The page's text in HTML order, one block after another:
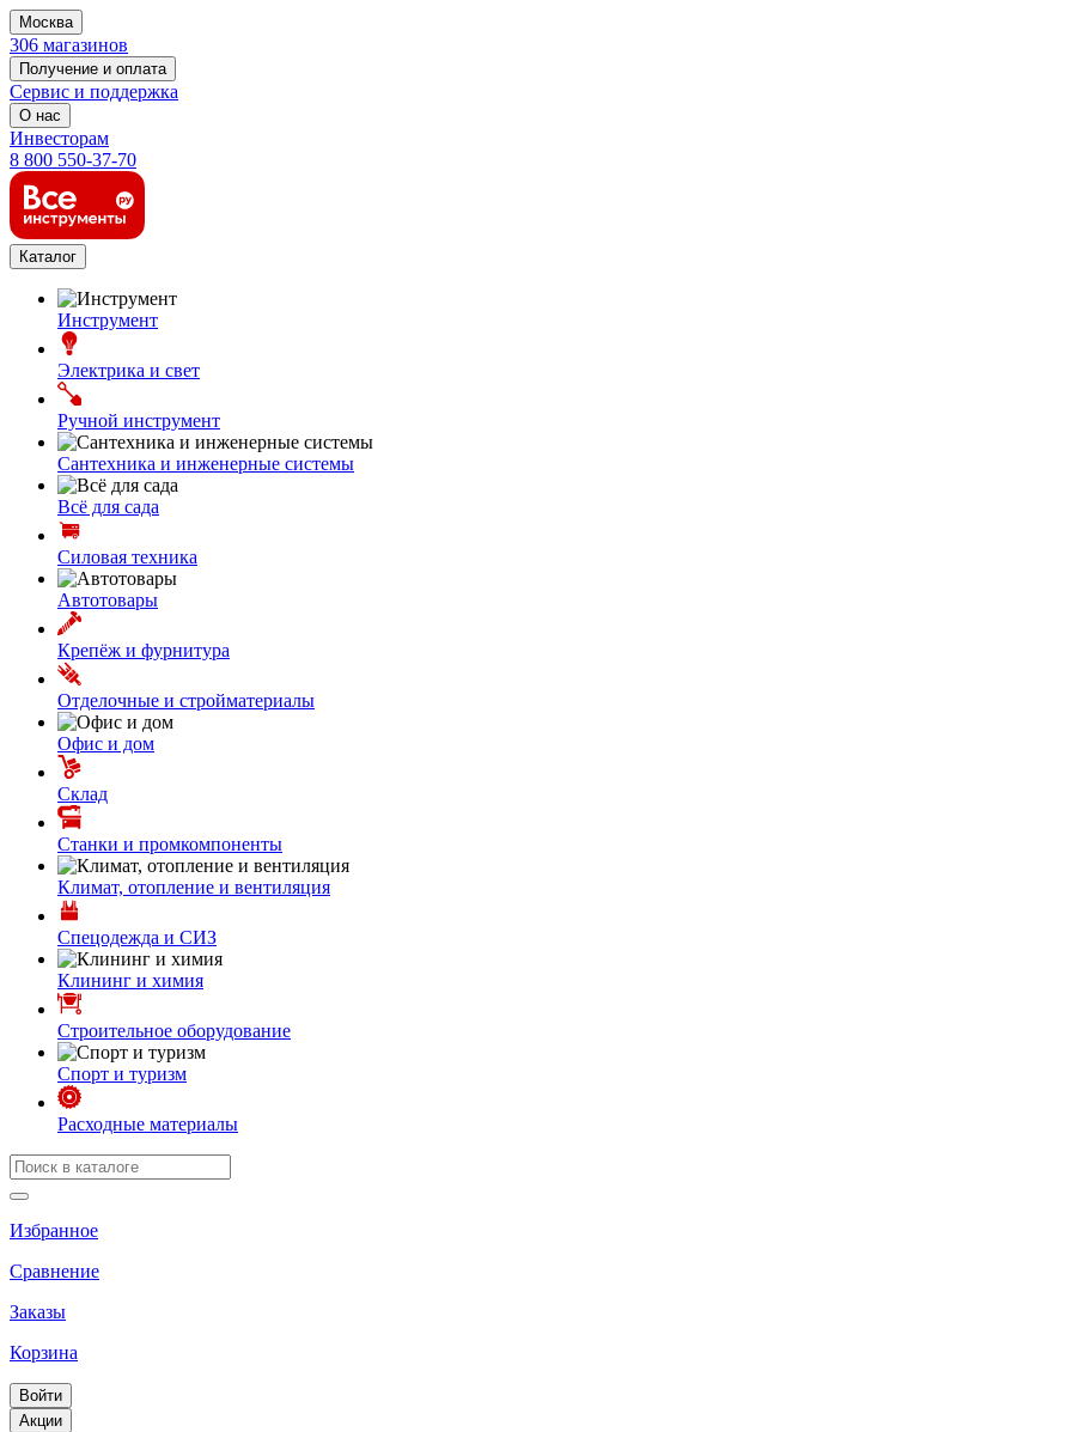
Москва
306 магазинов
Получение и оплата
Сервис и поддержка
О нас
Инвесторам
8 800 550-37-70
Каталог
Инструмент
Электрика и свет
Ручной инструмент
Сантехника и инженерные системы
Всё для сада
Силовая техника
Автотовары
Крепёж и фурнитура
Отделочные и стройматериалы
Офис и дом
Склад
Станки и промкомпоненты
Климат, отопление и вентиляция
Спецодежда и СИЗ
Клининг и химия
Строительное оборудование
Спорт и туризм
Расходные материалы
Избранное
Сравнение
Заказы
Корзина
Войти
Акции